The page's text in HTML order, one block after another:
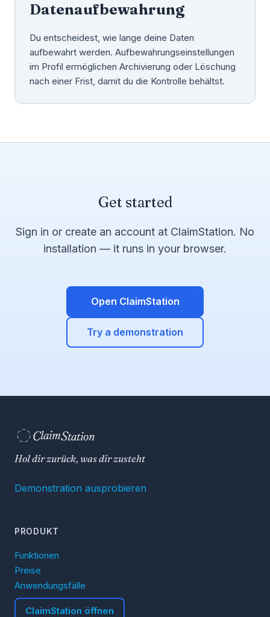
Datenaufbewahrung
Du entscheidest, wie lange deine Daten
aufbewahrt werden. Aufbewahrungseinstellungen
im Profil ermöglichen Archivierung oder Löschung
nach einer Frist, damit du die Kontrolle behältst.
Get started
Sign in or create an account at ClaimStation. No
installation — it runs in your browser.
Open ClaimStation
Try a demonstration
ClaimStation
Hol dir zurück, was dir zusteht
Demonstration ausprobieren
PRODUKT
Funktionen
Preise
Anwendungsfälle
ClaimStation öffnen